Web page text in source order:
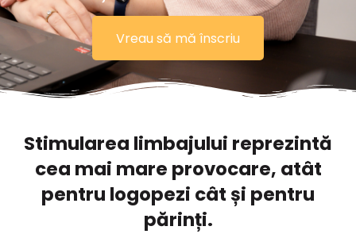
Vreau să mă înscriu
Stimularea limbajului reprezintă
cea mai mare provocare, atât
pentru logopezi cât și pentru
părinți.